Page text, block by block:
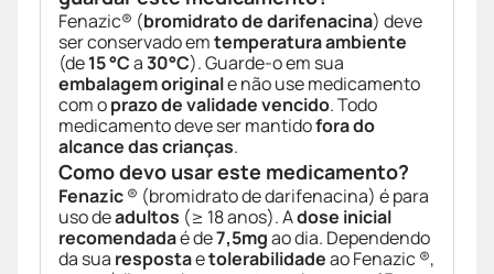
Fenazic® (bromidrato de darifenacina) deve
ser conservado emtemperatura ambiente
(de15 °Ca30°C). Guarde-o em sua
embalagem originale não use medicamento
com oprazo de validade vencido. Todo
medicamento deve ser mantidofora do
alcance das crianças.
Como devo usar este medicamento?
Fenazic® (bromidrato de darifenacina) é para
uso deadultos (≥ 18 anos). Adose inicial
recomendadaé de7,5mgao dia. Dependendo
da sua respostaetolerabilidadeao Fenazic ®,